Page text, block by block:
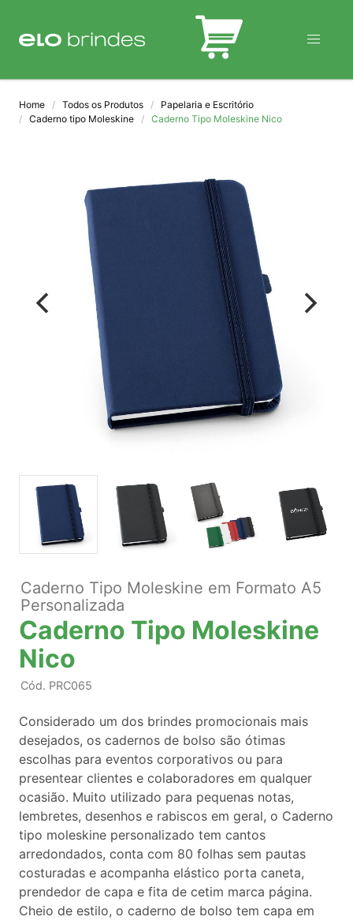
BLOG
Home Todos os Produtos
Papelaria e Escritório
Caderno tipo Moleskine
Caderno Tipo Moleskine Nico
Caderno Tipo Moleskine em Formato A5
Personalizada
Caderno Tipo Moleskine
Nico
Cód. PRC065
Considerado um dos brindes promocionais mais
desejados, os cadernos de bolso são ótimas
escolhas para eventos corporativos ou para
presentear clientes e colaboradores em qualquer
ocasião. Muito utilizado para pequenas notas,
lembretes, desenhos e rabiscos em geral, o Caderno
tipo moleskine personalizado tem cantos
arredondados, conta com 80 folhas sem pautas
costuradas e acompanha elástico porta caneta,
prendedor de capa e fita de cetim marca página.
Cheio de estilo, o caderno de bolso tem capa em